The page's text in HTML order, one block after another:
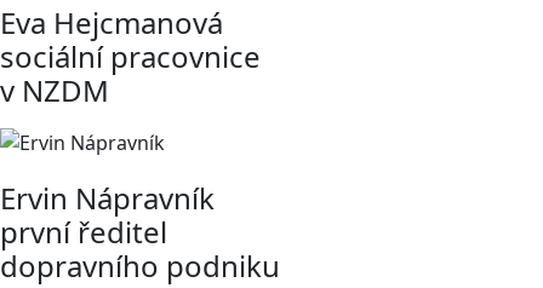
Eva Hejcmanová
sociální pracovnice
v NZDM
Ervin Nápravník
první ředitel
dopravního podniku